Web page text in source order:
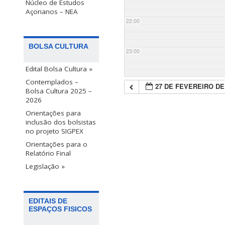
Núcleo de Estudos
Açorianos – NEA
BOLSA CULTURA
Edital Bolsa Cultura »
Contemplados –
Bolsa Cultura 2025 –
2026
Orientações para
inclusão dos bolsistas
no projeto SIGPEX
Orientações para o
Relatório Final
Legislação »
EDITAIS DE
ESPAÇOS FISICOS
22:00
23:00
27 DE FEVEREIRO